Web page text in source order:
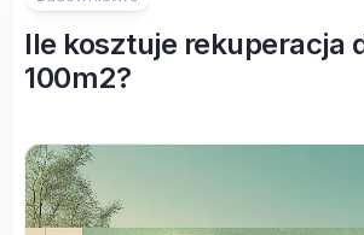
Ile kosztuje rekuperacja
100m2?